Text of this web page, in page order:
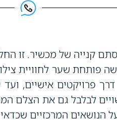
קנייה של מכשיר. זו
פותחת שער לחוויית
פרויקטים אישיים,
לבלבל גם את הצלם
הנושאים המרכזיים